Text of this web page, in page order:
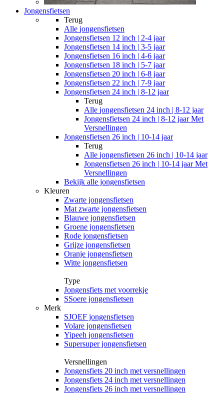
Jongensfietsen
Terug
Alle jongensfietsen
Jongensfietsen 12 inch | 2-4 jaar
Jongensfietsen 14 inch | 3-5 jaar
Jongensfietsen 16 inch | 4-6 jaar
Jongensfietsen 18 inch | 5-7 jaar
Jongensfietsen 20 inch | 6-8 jaar
Jongensfietsen 22 inch | 7-9 jaar
Jongensfietsen 24 inch | 8-12 jaar
Terug
Alle jongensfietsen 24 inch | 8-12 jaar
Jongensfietsen 24 inch | 8-12 jaar Met
Versnellingen
Jongensfietsen 26 inch | 10-14 jaar
Terug
Alle jongensfietsen 26 inch | 10-14 jaar
Jongensfietsen 26 inch | 10-14 jaar Met
Versnellingen
Bekijk alle jongensfietsen
Kleuren
Zwarte jongensfietsen
Mat zwarte jongensfietsen
Blauwe jongensfietsen
Groene jongensfietsen
Rode jongensfietsen
Grijze jongensfietsen
Oranje jongensfietsen
Witte jongensfietsen
Type
Jongensfiets met voorrekje
SSoere jongensfietsen
Merk
SJOEF jongensfietsen
Volare jongensfietsen
Yipeeh jongensfietsen
Supersuper jongensfietsen
Versnellingen
Jongensfiets 20 inch met versnellingen
Jongensfiets 24 inch met versnellingen
Jongensfiets 26 inch met versnellingen